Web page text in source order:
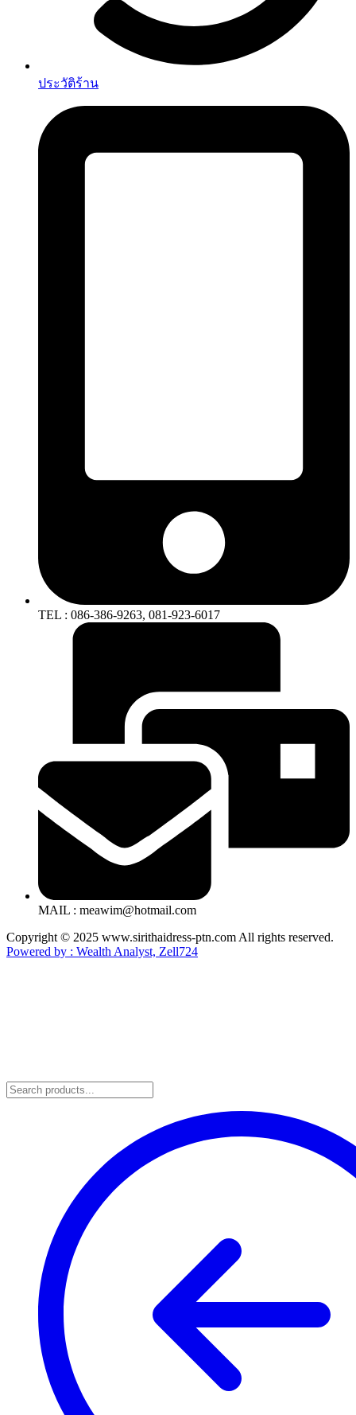
ประวัติร้าน
TEL : 086-386-9263, 081-923-6017
MAIL : meawim@hotmail.com
Copyright © 2025 www.sirithaidress-ptn.com All rights reserved.
Powered by : Wealth Analyst, Zell724